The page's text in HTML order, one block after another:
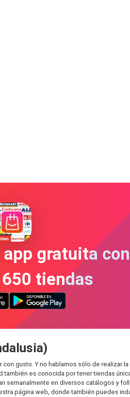
gratuita con
tiendas
gusto. Y no hablamos sólo de
es conocida por tener tiendas
semanalmente en diversos catálogos y
página web, donde también puedes